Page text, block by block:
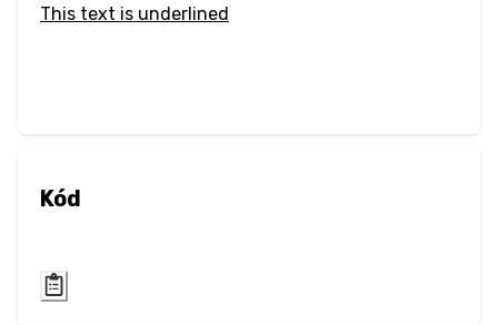
Contrast
Drop Shadow
Hue Rotate
This text is underlined
Kód